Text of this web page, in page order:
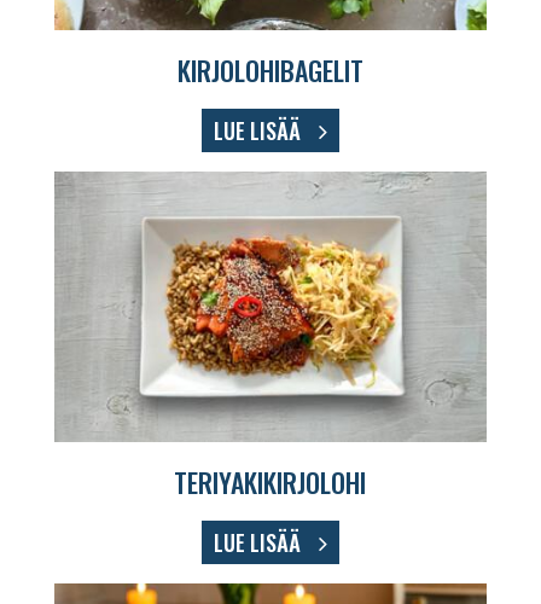
KIRJOLOHIBAGELIT
LUE LISÄÄ
TERIYAKIKIRJOLOHI
LUE LISÄÄ